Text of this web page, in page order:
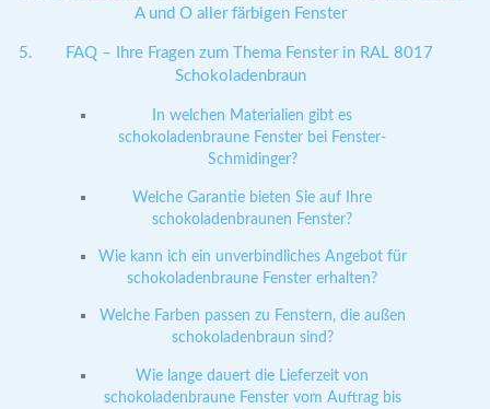
A und O aller färbigen Fenster
FAQ – Ihre Fragen zum Thema Fenster in RAL 8017
Schokoladenbraun
In welchen Materialien gibt es
schokoladenbraune Fenster bei Fenster-
Schmidinger?
Welche Garantie bieten Sie auf Ihre
schokoladenbraunen Fenster?
Wie kann ich ein unverbindliches Angebot für
schokoladenbraune Fenster erhalten?
Welche Farben passen zu Fenstern, die außen
schokoladenbraun sind?
Wie lange dauert die Lieferzeit von
schokoladenbraune Fenster vom Auftrag bis